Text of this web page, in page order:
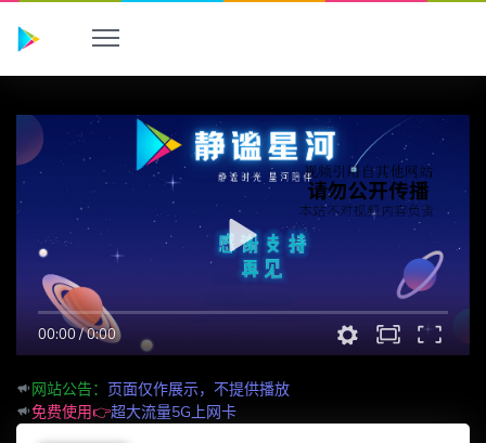
00:00/0:00
网站公告： 页面仅作展示，不提供播放
免费使用👉超大流量5G上网卡